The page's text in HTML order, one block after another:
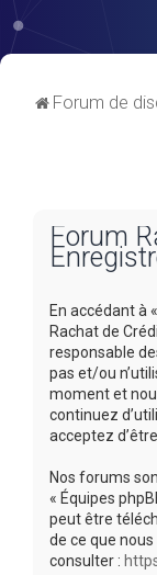
Forum de
Forum
En accédant à
Rachat de
responsable
pas et/ou
moment et
continuez
acceptez
Nos forums
« Équipes
peut être
de ce que
consulter :